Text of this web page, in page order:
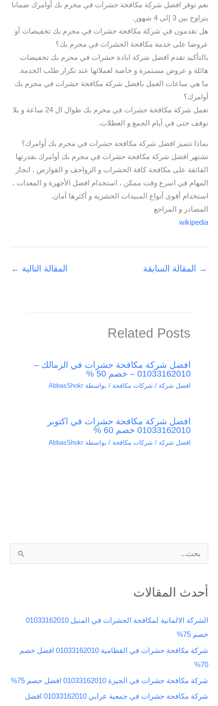
نعم توفر افضل شركة مكافحة حشرات في محرم بك أوامرك ضمانا
يتراوح بين 3 إلى 4 شهور.
هل تقدمون في شركة مكافحة حشرات في محرم بك تخفيضات أو
عروضا على خدمة مكافحة الحشرات في محرم بك؟
بالتأكيد تقدم افضل شركة ابادة حشرات في محرم بك تخفيضات
هائلة و عروض مستمرة و خاصة لعملائها عند تكرار طلب الخدمة.
ما هي ساعات العمل بافضل شركة مكافحة حشرات في محرم بك
أوامرك؟
تعمل شركة مكافحة حشرات في محرم بك طوال ال 24 ساعة و بلا
توقف حتى في أيام الجمع و العطلات.
بماذا تتميز افضل شركة مكافحة حشرات في محرم بك أوامرك؟
تشتهر افضل شركة مكافحة حشرات في محرم بك أوامرك بقدرتها
الفائقة على مكافحة كافة الحشرات و الزواحف و القوارض ، انجاز
المهام في اسرع وقت ممكن ، استخدام افضل الأجهزة و المعدات ،
استخدام أقوى أنواع المبيدات الحشرية و أكثرها أمان.
المصادر و المراجع
wikipedia
→ المقالة السابقة المقالة التالية ←
Related Posts
افضل شركة مكافحة حشرات في الزمالك –
01033162010 – خصم 50 %
افضل شركة / شركات مكافحة / بواسطة AbbasShokr
افضل شركة مكافحة حشرات في اكتوبر
01033162010 خصم 60 %
افضل شركة / شركات مكافحة / بواسطة AbbasShokr
ب
ح
:
أحدث المقالات
الشركة الالمانية لمكافحة الحشرات في المنيل 01033162010
خصم 75%
شركة مكافحة حشرات في القطامية 01033162010 افضل خصم
70%
شركة مكافحة حشرات في الجيزة 01033162010 افضل خصم 75%
شركة مكافحة حشرات في جمعية عرابي 01033162010 افضل